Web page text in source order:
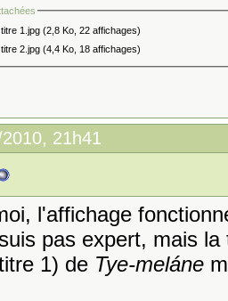
1.jpg (2,8 Ko, 22 affichages)
2.jpg (4,4 Ko, 18 affichages)
21h41
l'affichage
pas expert, mais
1) de Tye-meláne